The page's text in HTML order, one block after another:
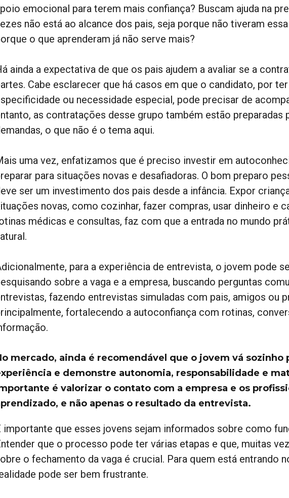
emocional para terem mais confiança? Buscam ajuda na
não está ao alcance dos pais, seja porque não tiveram
o que aprenderam já não serve mais?
ainda a expectativa de que os pais ajudem a avaliar se a
Cabe esclarecer que há casos em que o candidato, por
ou necessidade especial, pode precisar de
as contratações desse grupo também estão preparadas
o que não é o tema aqui.
uma vez, enfatizamos que é preciso investir em
para situações novas e desafiadoras. O bom preparo
ser um investimento dos pais desde a infância. Expor
novas, como cozinhar, fazer compras, usar dinheiro e
médicas e consultas, faz com que a entrada no mundo
para a experiência de entrevista, o jovem pode
sobre a vaga e a empresa, buscando perguntas
fazendo entrevistas simuladas com pais, amigos ou
fortalecendo a autoconfiança com rotinas,
mercado, ainda é recomendável que o jovem vá sozinho
e demonstre autonomia, responsabilidade e
é valorizar o contato com a empresa e os
e não apenas o resultado da entrevista.
importante que esses jovens sejam informados sobre como
que o processo pode ter várias etapas e que, muitas
o fechamento da vaga é crucial. Para quem está entrando
pode ser bem frustrante.